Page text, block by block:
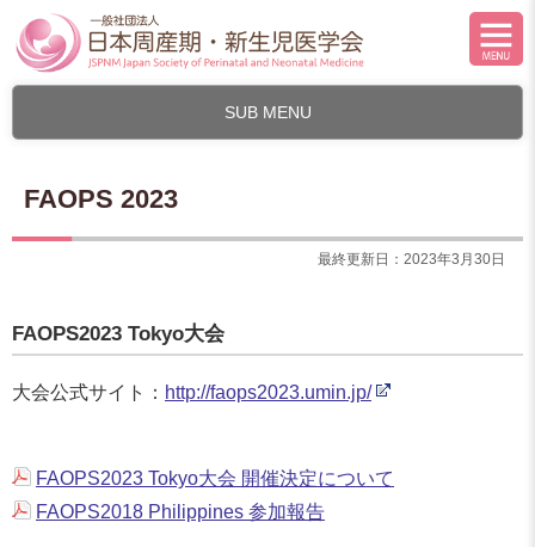
SUB MENU
FAOPS 2023
最終更新日：2023年3月30日
FAOPS2023 Tokyo大会
大会公式サイト： http://faops2023.umin.jp/
FAOPS2023 Tokyo大会 開催決定について
FAOPS2018 Philippines 参加報告